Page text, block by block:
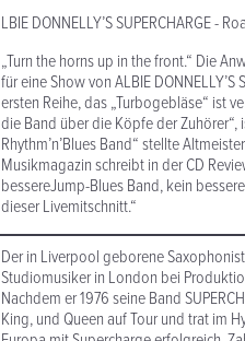
LBIE DONNELLY’S SUPERCHARGE
„Turn the horns up in the front.“ Die
für eine Show von ALBIE
ersten Reihe, das „Turbogebläse“ ist
die Band über die Köpfe der
Rhythm’n’Blues Band“ stellte
Musikmagazin schreibt in der CD
bessereJump-Blues Band, kein
dieser Livemitschnitt.“
Der in Liverpool geborene
Studiomusiker in London bei
Nachdem er 1976 seine Band
King, und Queen auf Tour und trat im